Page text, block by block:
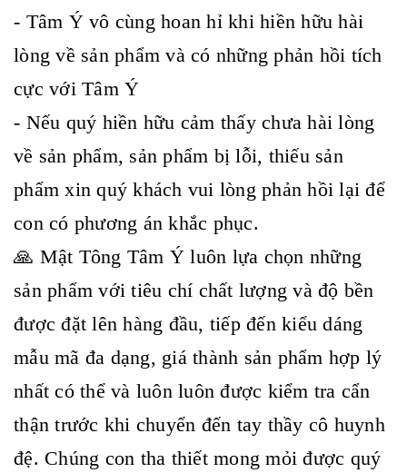
- Tâm Ý vô cùng hoan hỉ khi hiền hữu hài
lòng về sản phẩm và có những phản hồi tích
cực với Tâm Ý
- Nếu quý hiền hữu cảm thấy chưa hài lòng
về sản phẩm, sản phẩm bị lỗi, thiếu sản
phẩm xin quý khách vui lòng phản hồi lại để
con có phương án khắc phục.
🙏 Mật Tông Tâm Ý luôn lựa chọn những
sản phẩm với tiêu chí chất lượng và độ bền
được đặt lên hàng đầu, tiếp đến kiểu dáng
mẫu mã đa dạng, giá thành sản phẩm hợp lý
nhất có thể và luôn luôn được kiểm tra cẩn
thận trước khi chuyển đến tay thầy cô huynh
đệ. Chúng con tha thiết mong mỏi được quý